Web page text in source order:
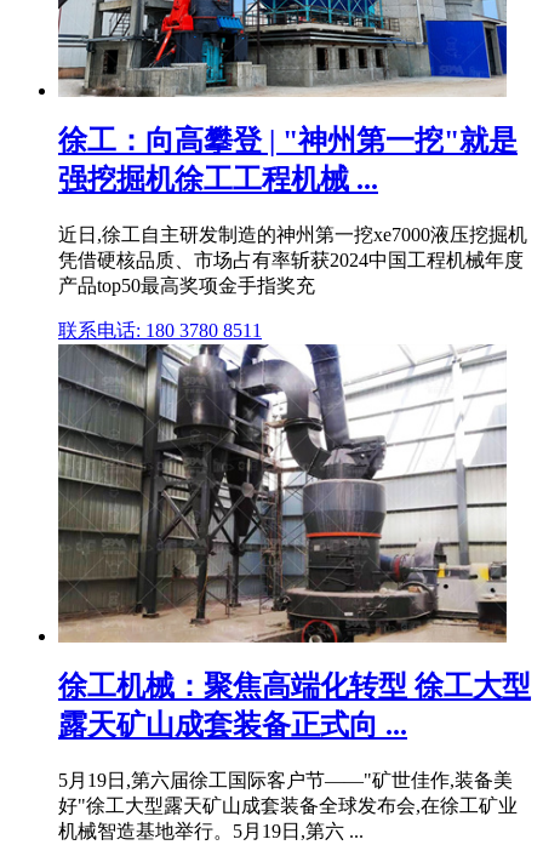
徐工：向高攀登 | "神州第一挖"就是
强挖掘机徐工工程机械 ...
近日,徐工自主研发制造的神州第一挖xe7000液压挖掘机
凭借硬核品质、市场占有率斩获2024中国工程机械年度
产品top50最高奖项金手指奖充
联系电话: 180 3780 8511
徐工机械：聚焦高端化转型 徐工大型
露天矿山成套装备正式向 ...
5月19日,第六届徐工国际客户节——"矿世佳作,装备美
好"徐工大型露天矿山成套装备全球发布会,在徐工矿业
机械智造基地举行。5月19日,第六 ...